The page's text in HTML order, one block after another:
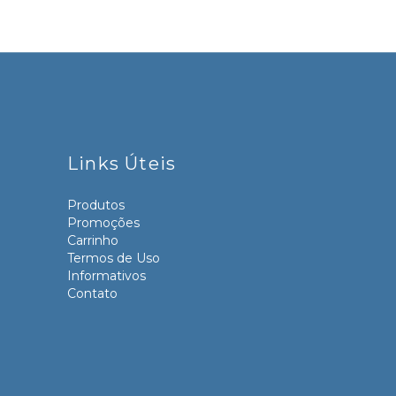
Links Úteis
Produtos
Promoções
Carrinho
Termos de Uso
Informativos
Contato